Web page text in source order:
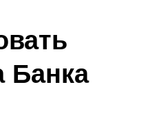
Банка